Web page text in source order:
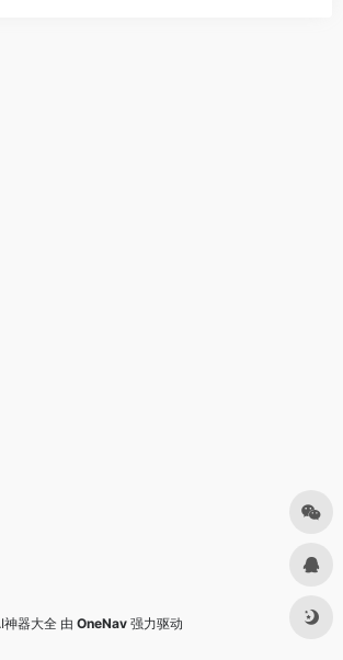
神器大全 由 OneNav 强力驱动